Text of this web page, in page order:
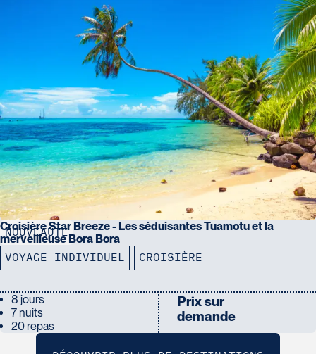
NOUVEAUTÉ
Croisière Star Breeze - Les séduisantes Tuamotu et la
merveilleuse Bora Bora
VOYAGE INDIVIDUEL CROISIÈRE
8 jours
7 nuits
20 repas
Prix sur
demande